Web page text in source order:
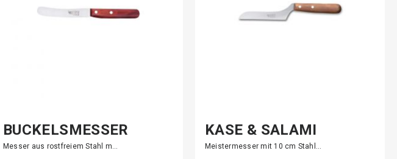
BUCKELSMESSER
Messer aus rostfreiem Stahl m…
KÄSE & SALAMI
MESSER
Meistermesser mit 10 cm Stahl…